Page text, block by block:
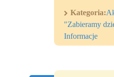
Kategoria:
"Zabieramy
Informacje